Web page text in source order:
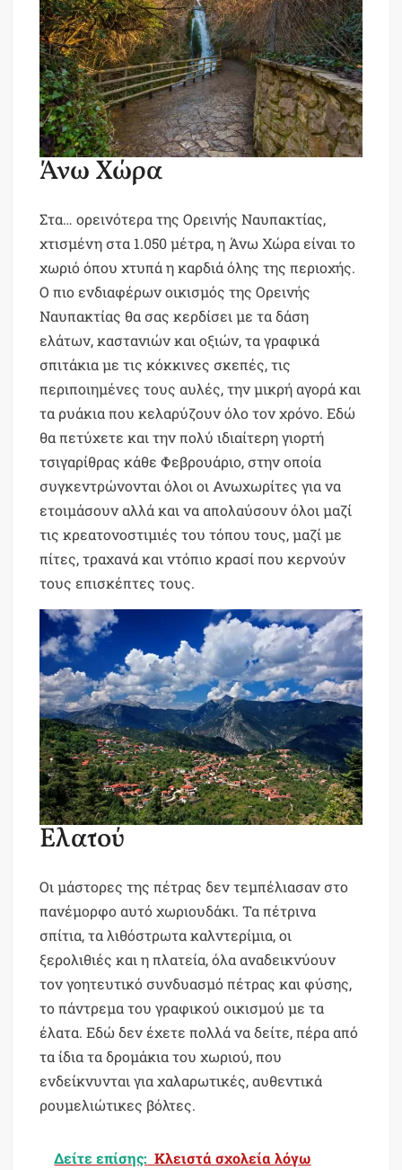
Άνω Χώρα
Στα… ορεινότερα της Ορεινής Ναυπακτίας,
χτισμένη στα 1.050 μέτρα, η Άνω Χώρα είναι το
χωριό όπου χτυπά η καρδιά όλης της περιοχής.
Ο πιο ενδιαφέρων οικισμός της Ορεινής
Ναυπακτίας θα σας κερδίσει με τα δάση
ελάτων, καστανιών και οξιών, τα γραφικά
σπιτάκια με τις κόκκινες σκεπές, τις
περιποιημένες τους αυλές, την μικρή αγορά και
τα ρυάκια που κελαρύζουν όλο τον χρόνο. Εδώ
θα πετύχετε και την πολύ ιδιαίτερη γιορτή
τσιγαρίθρας κάθε Φεβρουάριο, στην οποία
συγκεντρώνονται όλοι οι Ανωχωρίτες για να
ετοιμάσουν αλλά και να απολαύσουν όλοι μαζί
τις κρεατονοστιμιές του τόπου τους, μαζί με
πίτες, τραχανά και ντόπιο κρασί που κερνούν
τους επισκέπτες τους.
Ελατού
Οι μάστορες της πέτρας δεν τεμπέλιασαν στο
πανέμορφο αυτό χωριουδάκι. Τα πέτρινα
σπίτια, τα λιθόστρωτα καλντερίμια, οι
ξερολιθιές και η πλατεία, όλα αναδεικνύουν
τον γοητευτικό συνδυασμό πέτρας και φύσης,
το πάντρεμα του γραφικού οικισμού με τα
έλατα. Εδώ δεν έχετε πολλά να δείτε, πέρα από
τα ίδια τα δρομάκια του χωριού, που
ενδείκνυνται για χαλαρωτικές, αυθεντικά
ρουμελιώτικες βόλτες.
Δείτε επίσης: Κλειστά σχολεία λόγω